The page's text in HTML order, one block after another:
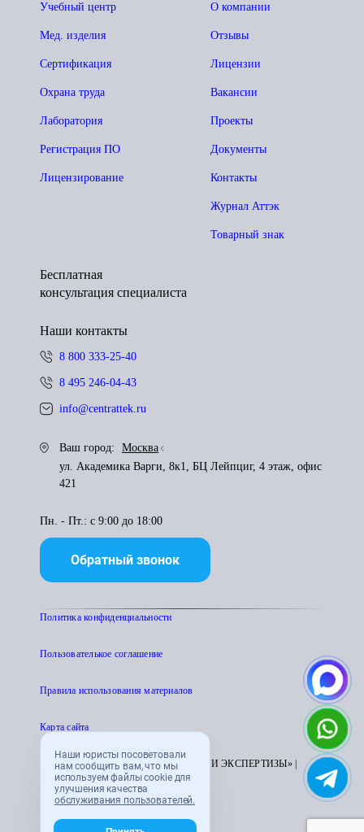
Наши юристы посоветовали
нам сообщить вам, что мы
используем файлы cookie для
улучшения качества
обслуживания пользователей.
О компании
Отзывы
Лицензии
Вакансии
Проекты
Документы
Контакты
Журнал Аттэк
Товарный знак
Учебный центр
Мед. изделия
Сертификация
Охрана труда
Лаборатория
Регистрация ПО
Лицензирование
Бесплатная
консультация специалиста
Наши контакты
8 800 333-25-40
8 495 246-04-43
info@centrattek.ru
Ваш город:
Москва
ул. Академика Варги, 8к1, БЦ Лейпциг, 4 этаж, офис
421
Пн. - Пт.: с 9:00 до 18:00
Обратный звонок
Политика конфиденциальности
Пользователькое соглашение
Правила использования материалов
Карта сайта
© 1995 - 2026 «ЦЕНТР АТТЕСТАЦИИ И ЭКСПЕРТИЗЫ» |
CENTRATTEK.RU